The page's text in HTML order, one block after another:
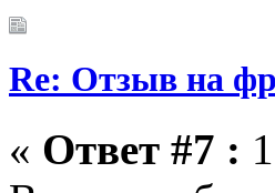
Re: Отзыв на
« Ответ #7 :